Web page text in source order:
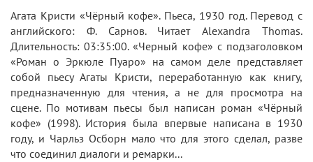
Агата Кристи «Чёрный кофе». Пьеса, 1930 год. Перевод с
английского: Ф. Сарнов. Читает Alexandra Thomas.
Длительность: 03:35:00. «Черный кофе» с подзаголовком
«Роман о Эркюле Пуаро» на самом деле представляет
собой пьесу Агаты Кристи, переработанную как книгу,
предназначенную для чтения, а не для просмотра на
сцене. По мотивам пьесы был написан роман «Чёрный
кофе» (1998). История была впервые написана в 1930
году, и Чарльз Осборн мало что для этого сделал, разве
что соединил диалоги и ремарки...